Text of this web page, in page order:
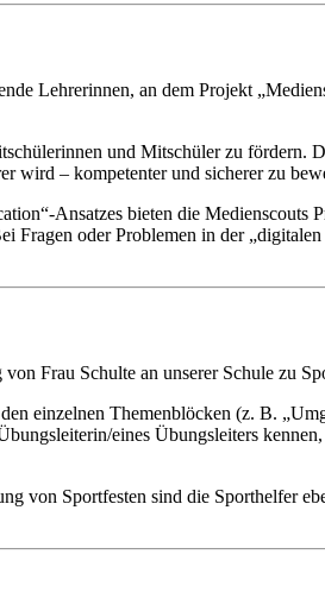
Lehrerinnen, an dem Projekt
und Mitschüler zu fördern.
wird – kompetenter und sicherer zu
Ansatzes bieten die Medienscouts
oder Problemen in der „digitalen
Frau Schulte an unserer Schule zu
einzelnen Themenblöcken (z. B.
eines Übungsleiters kennen,
von Sportfesten sind die Sporthelfer